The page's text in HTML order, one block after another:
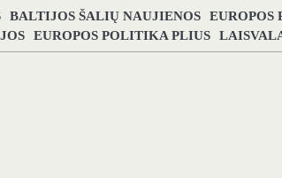
BALTIJOS ŠALIŲ NAUJIENOS EUROPOS
EUROPOS POLITIKA PLIUS